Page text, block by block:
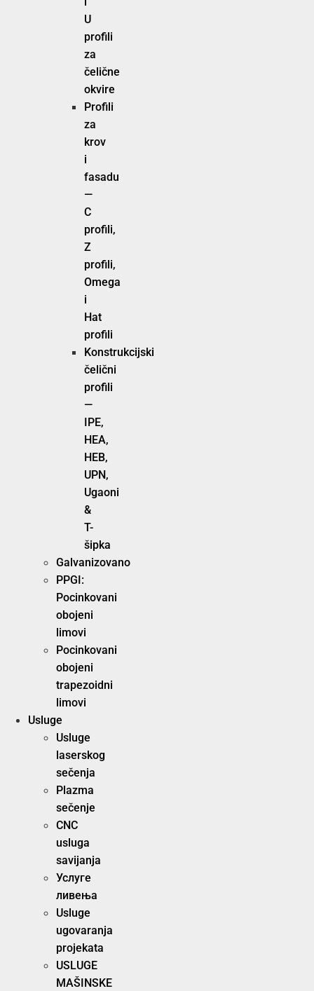
U
profili
za
čelične
okvire
Profili
za
krov
i
fasadu
—
C
profili,
Z
profili,
Omega
i
Hat
profili
Konstrukcijski
čelični
profili
—
IPE,
HEA,
HEB,
UPN,
Ugaoni
&
T-
šipka
Galvanizovano
PPGI:
Pocinkovani
obojeni
limovi
Pocinkovani
obojeni
trapezoidni
limovi
Usluge
Usluge
laserskog
sečenja
Plazma
sečenje
CNC
usluga
savijanja
Услуге
ливења
Usluge
ugovaranja
projekata
USLUGE
MAŠINSKE